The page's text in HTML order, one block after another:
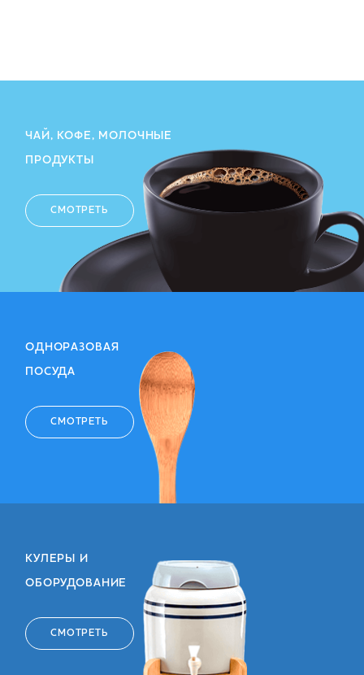
ЧАЙ, КОФЕ, МОЛОЧНЫЕ
ПРОДУКТЫ
СМОТРЕТЬ
ОДНОРАЗОВАЯ
ПОСУДА
СМОТРЕТЬ
КУЛЕРЫ И
ОБОРУДОВАНИЕ
СМОТРЕТЬ